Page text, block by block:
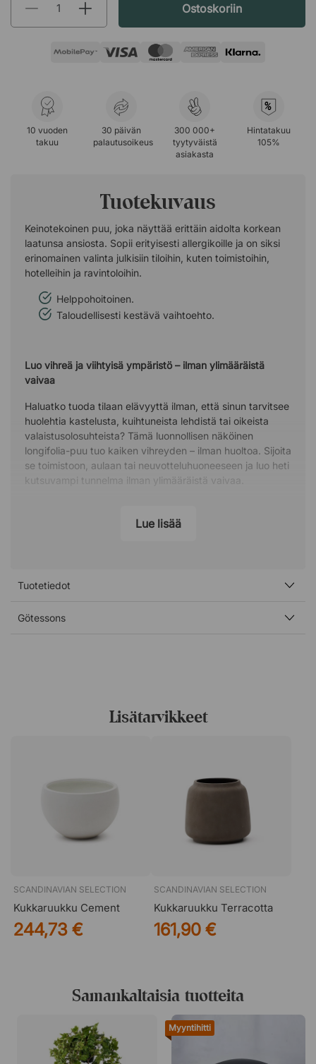
Ostoskoriin
10 vuoden
takuu
30 päivän
palautusoikeus
300 000+
tyytyväistä
asiakasta
%
Hintatakuu
105%
Tuotekuvaus
Keinotekoinen puu, joka näyttää erittäin aidolta korkean
laatunsa ansiosta. Sopii erityisesti allergikoille ja on siksi
erinomainen valinta julkisiin tiloihin, kuten toimistoihin,
hotelleihin ja ravintoloihin.
Helppohoitoinen.
Taloudellisesti kestävä vaihtoehto.
Luo vihreä ja viihtyisä ympäristö – ilman ylimääräistä
vaivaa
Haluatko tuoda tilaan elävyyttä ilman, että sinun tarvitsee
huolehtia kastelusta, kuihtuneista lehdistä tai oikeista
valaistusolosuhteista? Tämä luonnollisen näköinen
longifolia-puu tuo kaiken vihreyden – ilman huoltoa. Sijoita
se toimistoon, aulaan tai neuvotteluhuoneeseen ja luo heti
kutsuvampi tunnelma ilman ylimääräistä vaivaa.
Lue lisää
Tuotetiedot
Götessons
Lisätarvikkeet
SCANDINAVIAN SELECTION
Kukkaruukku Cement
244,73 €
SCANDINAVIAN SELECTION
Kukkaruukku Terracotta
161,90 €
Samankaltaisia tuotteita
Myyntihitti